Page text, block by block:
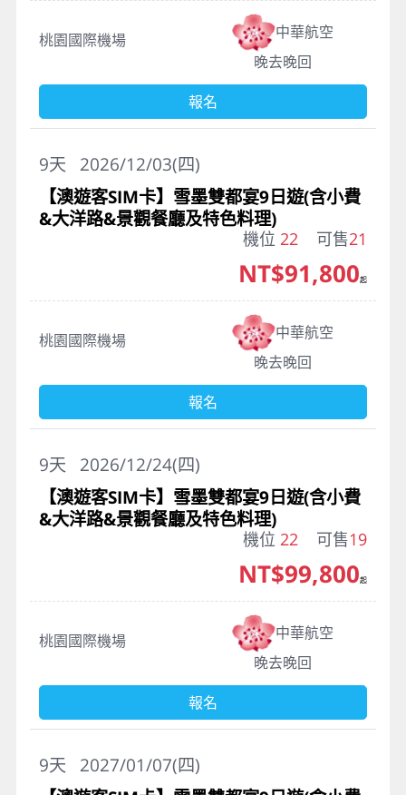
桃園國際機場
中華航空
晚去晚回
報名
2026/12/03(四)
9天
【澳遊客SIM卡】雪墨雙都宴9日遊(含小費
&大洋路&景觀餐廳及特色料理)
機位 22 可售21
桃園國際機場
中華航空
晚去晚回
NT$91,800起
報名
2026/12/24(四)
9天
【澳遊客SIM卡】雪墨雙都宴9日遊(含小費
&大洋路&景觀餐廳及特色料理)
機位 22 可售19
桃園國際機場
中華航空
晚去晚回
NT$99,800起
報名
2027/01/07(四)
9天